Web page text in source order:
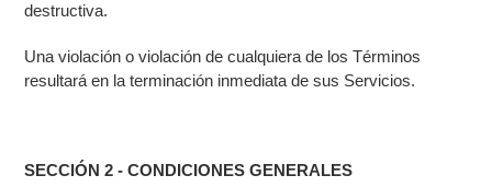
destructiva.
Una violación o violación de cualquiera de los Términos
resultará en la terminación inmediata de sus Servicios.
SECCIÓN 2 - CONDICIONES GENERALES